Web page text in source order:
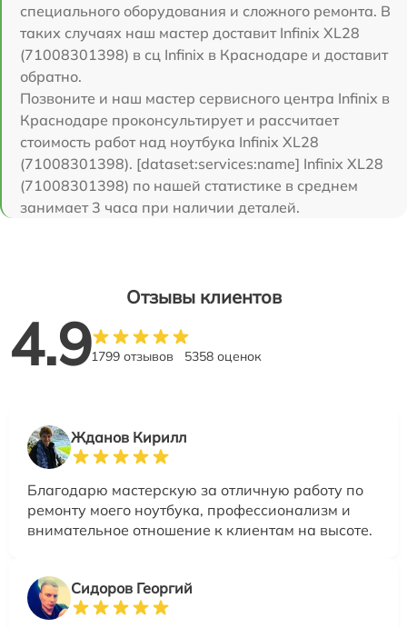
специального оборудования и сложного ремонта. В
таких случаях наш мастер доставит Infinix XL28
(71008301398) в сц Infinix в Краснодаре и доставит
обратно.
Позвоните и наш мастер сервисного центра Infinix в
Краснодаре проконсультирует и рассчитает
стоимость работ над ноутбука Infinix XL28
(71008301398). [dataset:services:name] Infinix XL28
(71008301398) по нашей статистике в среднем
занимает 3 часа при наличии деталей.
Отзывы клиентов
4.91799 отзывов 5358 оценок
Жданов Кирилл
Благодарю мастерскую за отличную работу по
ремонту моего ноутбука, профессионализм и
внимательное отношение к клиентам на высоте.
Сидоров Георгий